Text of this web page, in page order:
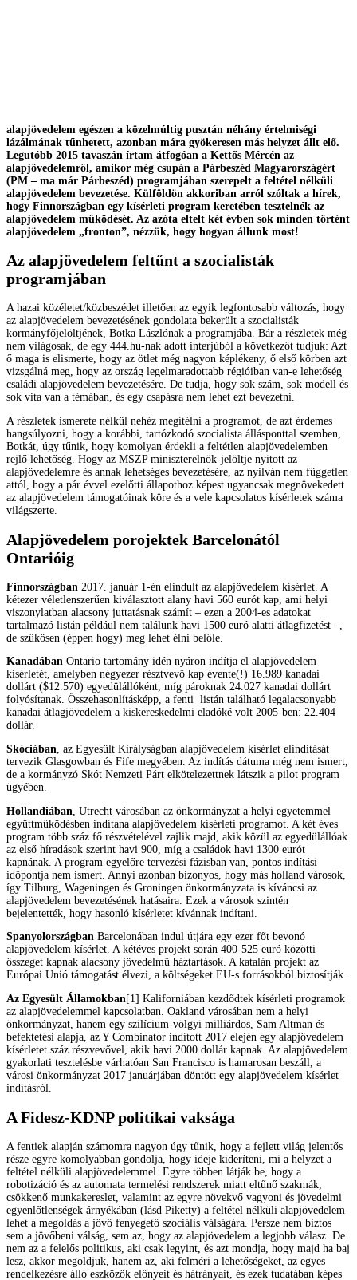
alapjövedelem egészen a közelmúltig pusztán néhány értelmiségi
lázálmának tűnhetett, azonban mára gyökeresen más helyzet állt elő.
Legutóbb 2015 tavaszán írtam átfogóan a Kettős Mércén az
alapjövedelemről, amikor még csupán a Párbeszéd Magyarországért
(PM – ma már Párbeszéd) programjában szerepelt a feltétel nélküli
alapjövedelem bevezetése. Külföldön akkoriban arról szóltak a hírek,
hogy Finnországban egy kísérleti program keretében tesztelnék az
alapjövedelem működését. Az azóta eltelt két évben sok minden történt
alapjövedelem „fronton”, nézzük, hogy hogyan állunk most!
Az alapjövedelem feltűnt a szocialisták
programjában
A hazai közéletet/közbeszédet illetően az egyik legfontosabb változás, hogy
az alapjövedelem bevezetésének gondolata bekerült a szocialisták
kormányfőjelöltjének, Botka Lászlónak a programjába. Bár a részletek még
nem világosak, de egy 444.hu-nak adott interjúból a következőt tudjuk: Azt
ő maga is elismerte, hogy az ötlet még nagyon képlékeny, ő első körben azt
vizsgálná meg, hogy az ország legelmaradottabb régióiban van-e lehetőség
családi alapjövedelem bevezetésére. De tudja, hogy sok szám, sok modell és
sok vita van a témában, és egy csapásra nem lehet ezt bevezetni.
A részletek ismerete nélkül nehéz megítélni a programot, de azt érdemes
hangsúlyozni, hogy a korábbi, tartózkodó szocialista állásponttal szemben,
Botkát, úgy tűnik, hogy komolyan érdekli a feltétlen alapjövedelemben
rejlő lehetőség. Hogy az MSZP miniszterelnök-jelöltje nyitott az
alapjövedelemre és annak lehetséges bevezetésére, az nyilván nem független
attól, hogy a pár évvel ezelőtti állapothoz képest ugyancsak megnövekedett
az alapjövedelem támogatóinak köre és a vele kapcsolatos kísérletek száma
világszerte.
Alapjövedelem porojektek Barcelonától
Ontarióig
Finnországban 2017. január 1-én elindult az alapjövedelem kísérlet. A
kétezer véletlenszerűen kiválasztott alany havi 560 eurót kap, ami helyi
viszonylatban alacsony juttatásnak számít – ezen a 2004-es adatokat
tartalmazó listán például nem találunk havi 1500 euró alatti átlagfizetést –,
de szűkösen (éppen hogy) meg lehet élni belőle.
Kanadában Ontario tartomány idén nyáron indítja el alapjövedelem
kísérletét, amelyben négyezer résztvevő kap évente(!) 16.989 kanadai
dollárt ($12.570) egyedülállóként, míg pároknak 24.027 kanadai dollárt
folyósítanak. Összehasonlításképp, a fenti listán található legalacsonyabb
kanadai átlagjövedelem a kiskereskedelmi eladóké volt 2005-ben: 22.404
dollár.
Skóciában, az Egyesült Királyságban alapjövedelem kísérlet elindítását
tervezik Glasgowban és Fife megyében. Az indítás dátuma még nem ismert,
de a kormányzó Skót Nemzeti Párt elkötelezettnek látszik a pilot program
ügyében.
Hollandiában , Utrecht városában az önkormányzat a helyi egyetemmel
együttműködésben indítana alapjövedelem kísérleti programot. A két éves
program több száz fő részvételével zajlik majd, akik közül az egyedülállóak
az első híradások szerint havi 900, míg a családok havi 1300 eurót
kapnának. A program egyelőre tervezési fázisban van, pontos indítási
időpontja nem ismert. Annyi azonban bizonyos, hogy más holland városok,
így Tilburg, Wageningen és Groningen önkormányzata is kíváncsi az
alapjövedelem bevezetésének hatásaira. Ezek a városok szintén
bejelentették, hogy hasonló kísérletet kívánnak indítani.
Spanyolországban Barcelonában indul útjára egy ezer főt bevonó
alapjövedelem kísérlet. A kétéves projekt során 400-525 euró közötti
összeget kapnak alacsony jövedelmű háztartások. A katalán projekt az
Európai Unió támogatást élvezi, a költségeket EU-s forrásokból biztosítják.
Az Egyesült Államokban [1] Kaliforniában kezdődtek kísérleti programok
az alapjövedelemmel kapcsolatban. Oakland városában nem a helyi
önkormányzat, hanem egy szilícium-völgyi milliárdos, Sam Altman és
befektetési alapja, az Y Combinator indított 2017 elején egy alapjövedelem
kísérletet száz részvevővel, akik havi 2000 dollár kapnak. Az alapjövedelem
gyakorlati tesztelésbe várhatóan San Francisco is hamarosan beszáll, a
városi önkormányzat 2017 januárjában döntött egy alapjövedelem kísérlet
indításról.
A Fidesz-KDNP politikai vaksága
A fentiek alapján számomra nagyon úgy tűnik, hogy a fejlett világ jelentős
része egyre komolyabban gondolja, hogy ideje kideríteni, mi a helyzet a
feltétel nélküli alapjövedelemmel. Egyre többen látják be, hogy a
robotizáció és az automata termelési rendszerek miatt eltűnő szakmák,
csökkenő munkakereslet, valamint az egyre növekvő vagyoni és jövedelmi
egyenlőtlenségek árnyékában (lásd Piketty) a feltétel nélküli alapjövedelem
lehet a megoldás a jövő fenyegető szociális válságára. Persze nem biztos
sem a jövőbeni válság, sem az, hogy az alapjövedelem a legjobb válasz. De
nem az a felelős politikus, aki csak legyint, és azt mondja, hogy majd ha baj
lesz, akkor megoldjuk, hanem az, aki felméri a lehetőségeket, az egyes
rendelkezésre álló eszközök előnyeit és hátrányait, és ezek tudatában képes